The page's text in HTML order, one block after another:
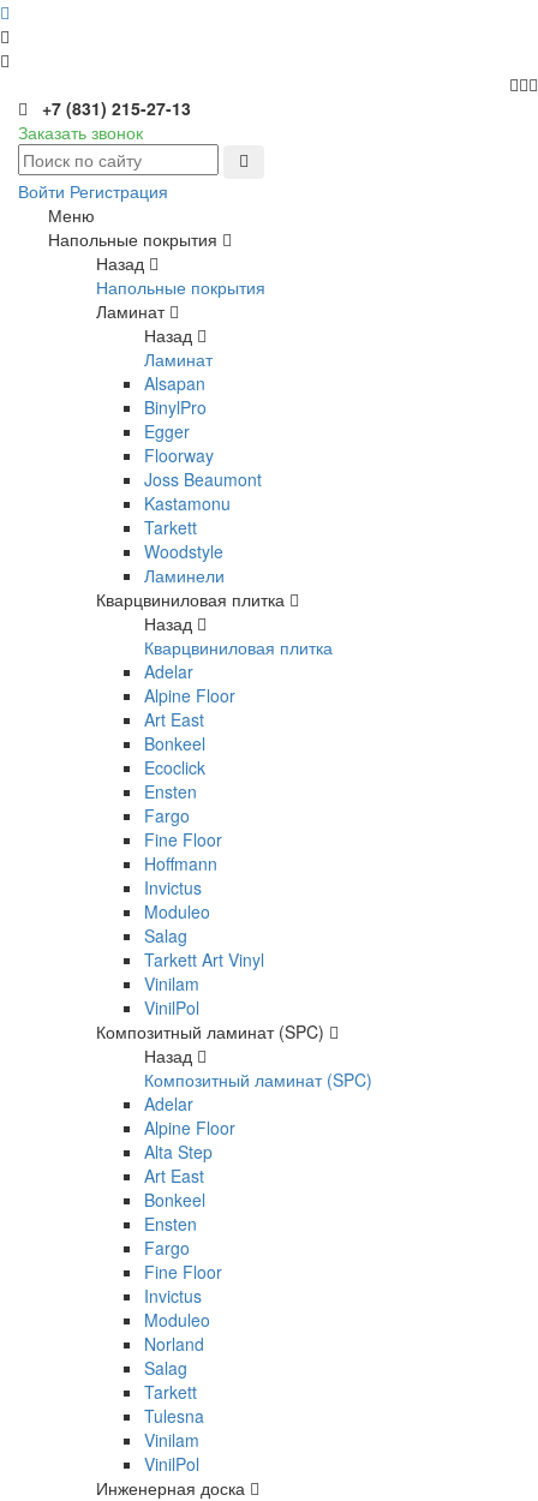
+7 (831) 215-27-13
Заказать звонок
Войти Регистрация
Меню
Напольные покрытия
Назад
Напольные покрытия
Ламинат
Назад
Ламинат
Alsapan
BinylPro
Egger
Floorway
Joss Beaumont
Kastamonu
Tarkett
Woodstyle
Ламинели
Кварцвиниловая плитка
Назад
Кварцвиниловая плитка
Adelar
Alpine Floor
Art East
Bonkeel
Ecoclick
Ensten
Fargo
Fine Floor
Hoffmann
Invictus
Moduleo
Salag
Tarkett Art Vinyl
Vinilam
VinilPol
Композитный ламинат (SPC)
Назад
Композитный ламинат (SPC)
Adelar
Alpine Floor
Alta Step
Art East
Bonkeel
Ensten
Fargo
Fine Floor
Invictus
Moduleo
Norland
Salag
Tarkett
Tulesna
Vinilam
VinilPol
Инженерная доска